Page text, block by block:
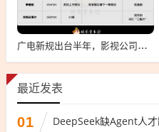
广电新规出台半年，影视公司看懂这套“IP宇宙说明书”了吗？
最近发表
01 DeepSeek缺Agent人